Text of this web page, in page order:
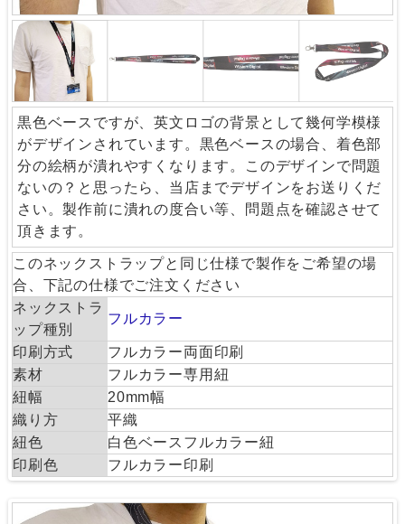
黒色ベースですが、英文ロゴの背景として幾何学模様
がデザインされています。黒色ベースの場合、着色部
分の絵柄が潰れやすくなります。このデザインで問題
ないの？と思ったら、当店までデザインをお送りくだ
さい。製作前に潰れの度合い等、問題点を確認させて
頂きます。
このネックストラップと同じ仕様で製作をご希望の場
合、下記の仕様でご注文ください
ネックストラ
ップ種別
フルカラー
印刷方式
フルカラー両面印刷
素材
フルカラー専用紐
紐幅
20mm幅
織り方
平織
紐色
白色ベースフルカラー紐
印刷色
フルカラー印刷